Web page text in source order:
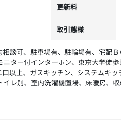
更新料
取引態様
談可、駐車場有、駐輪場有、宅配
ター付インターホン、東京大学徒
以上、ガスキッチン、システムキ
レ別、室内洗濯機置場、床暖房、